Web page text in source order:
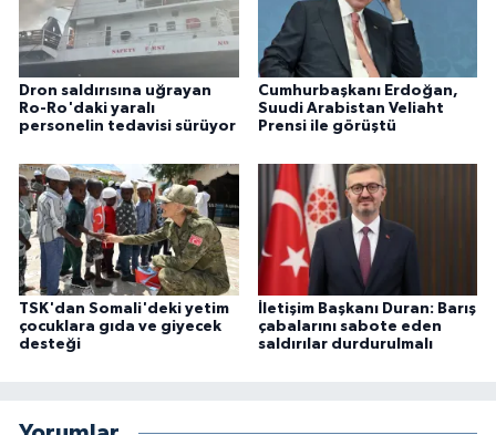
Dron saldırısına uğrayan
Ro-Ro'daki yaralı
personelin tedavisi sürüyor
Cumhurbaşkanı Erdoğan,
Suudi Arabistan Veliaht
Prensi ile görüştü
TSK'dan Somali'deki yetim
çocuklara gıda ve giyecek
desteği
İletişim Başkanı Duran: Barış
çabalarını sabote eden
saldırılar durdurulmalı